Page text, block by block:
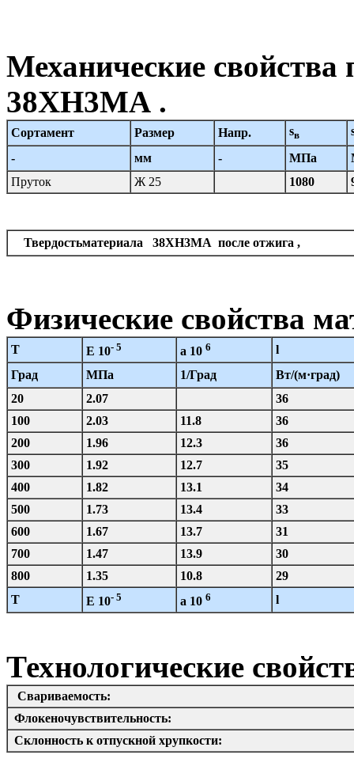
Механические свойства
38ХН3МА .
Сортамент Размер Напр. sв
-
мм - МПа
Пруток
Ж 25 1080
Твердостьматериала 38ХН3МА после отжига ,
Физические свойства
T E 10- 5 a 10 6
l
Град
МПа 1/Град
Вт/(м·град)
20
2.07
36
100
2.03 11.8
36
200
1.96 12.3
36
300
1.92 12.7
35
400
1.82 13.1
34
500
1.73 13.4
33
600
1.67 13.7
31
700
1.47 13.9
30
800
1.35 10.8
29
T
E 10- 5 a 10 6 l
Технологические
Свариваемость:
Флокеночувствительность:
Склонность к отпускной хрупкости: